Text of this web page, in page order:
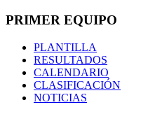
PRIMER EQUIPO
PLANTILLA
RESULTADOS
CALENDARIO
CLASIFICACIÓN
NOTICIAS